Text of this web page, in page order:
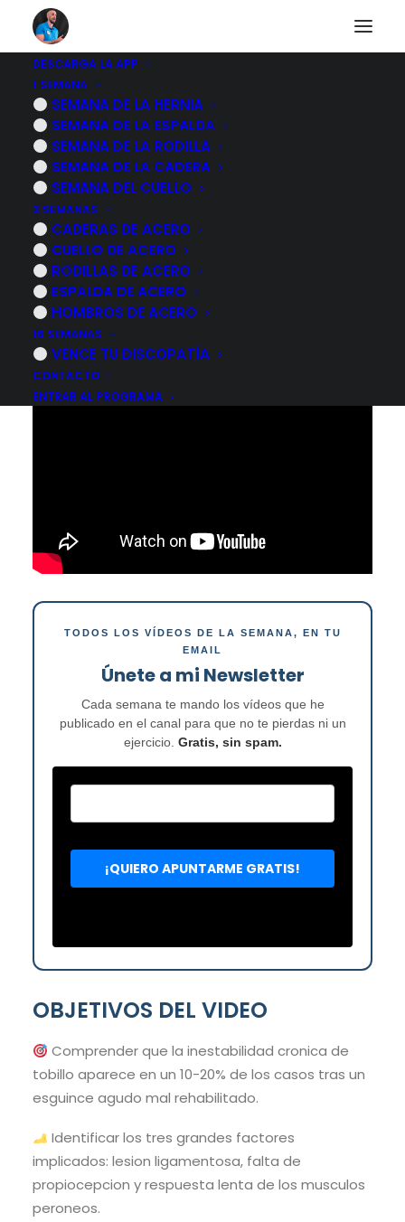
DESCARGA LA APP
1 SEMANA
SEMANA DE LA HERNIA
SEMANA DE LA ESPALDA
SEMANA DE LA RODILLA
SEMANA DE LA CADERA
SEMANA DEL CUELLO
3 SEMANAS
CADERAS DE ACERO
CUELLO DE ACERO
RODILLAS DE ACERO
ESPALDA DE ACERO
HOMBROS DE ACERO
16 SEMANAS
VENCE TU DISCOPATÍA
CONTACTO
ENTRAR AL PROGRAMA
Que es un esguince
de tobillo cronico o
esguince mal curado
10 NOVIEMBRE, 2022 | POR
TODOS LOS VÍDEOS DE LA SEMANA, EN TU
EMAIL
Únete a mi Newsletter
Cada semana te mando los vídeos que he
publicado en el canal para que no te pierdas ni un
ejercicio. Gratis, sin spam.
OBJETIVOS DEL VIDEO
Comprender que la inestabilidad cronica de
tobillo aparece en un 10-20% de los casos tras un
esguince agudo mal rehabilitado.
Identificar los tres grandes factores
implicados: lesion ligamentosa, falta de
propiocepcion y respuesta lenta de los musculos
peroneos.